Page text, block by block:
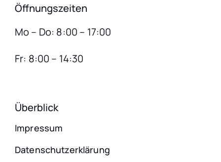
Öffnungszeiten
Mo – Do: 8:00 – 17:00
Fr: 8:00 – 14:30
Überblick
Impressum
Datenschutzerklärung